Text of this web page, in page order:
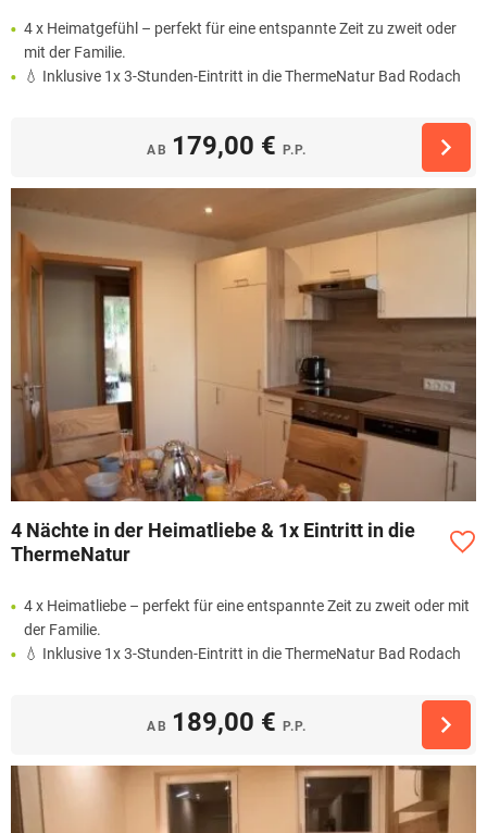
4 x Heimatgefühl – perfekt für eine entspannte Zeit zu zweit oder
mit der Familie.
💧 Inklusive 1x 3-Stunden-Eintritt in die ThermeNatur Bad Rodach
AB 179,00 € P.P.
4 Nächte in der Heimatliebe & 1x Eintritt in die
ThermeNatur
4 x Heimatliebe – perfekt für eine entspannte Zeit zu zweit oder mit
der Familie.
💧 Inklusive 1x 3-Stunden-Eintritt in die ThermeNatur Bad Rodach
AB 189,00 € P.P.